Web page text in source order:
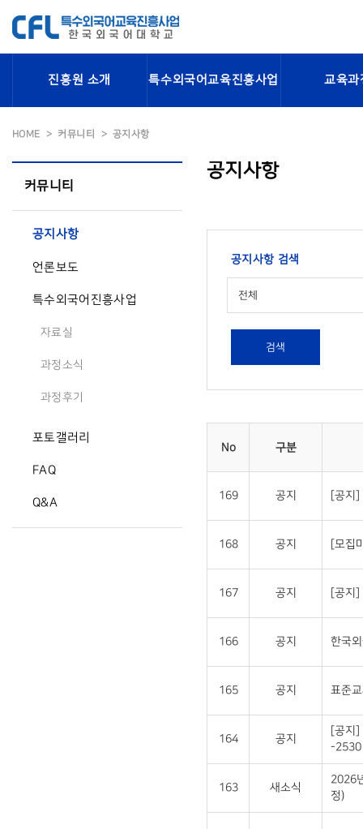
진흥원 소개 특수외국어교육진흥사업 교육과
HOME 커뮤니티 공지사항
커뮤니티
공지사항
언론보도
특수외국어진흥사업
자료실
과정소식
과정후기
포토갤러리
FAQ
Q&A
공지사항
공지사항 검색
전체
검색
No 구분
169 공지 [공지]
168 공지 [모집
167 공지 [공지]
166 공지 한국
165 공지 표준
164 공지
[공지]
-2530
163 새소식
2026
정)